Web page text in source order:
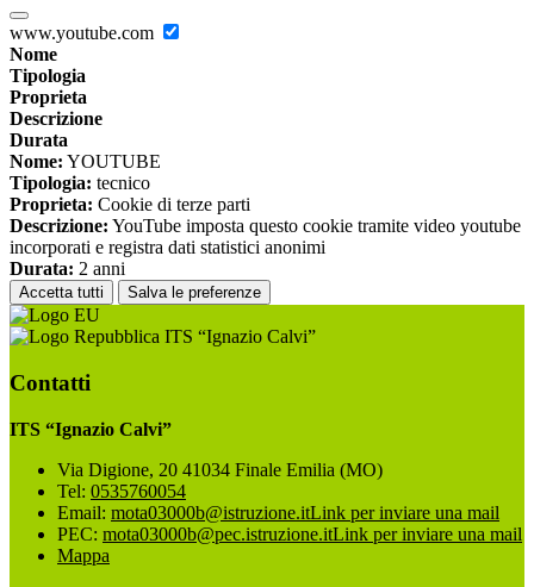
www.youtube.com
Nome
Tipologia
Proprieta
Descrizione
Durata
Nome: YOUTUBE
Tipologia: tecnico
Proprieta: Cookie di terze parti
Descrizione: YouTube imposta questo cookie tramite video youtube
incorporati e registra dati statistici anonimi
Durata: 2 anni
Accetta tutti Salva le preferenze
ITS “Ignazio Calvi”
Contatti
ITS “Ignazio Calvi”
Via Digione, 20 41034 Finale Emilia (MO)
Tel: 0535760054
Email: mota03000b@istruzione.itLink per inviare una mail
PEC: mota03000b@pec.istruzione.itLink per inviare una mail
Mappa